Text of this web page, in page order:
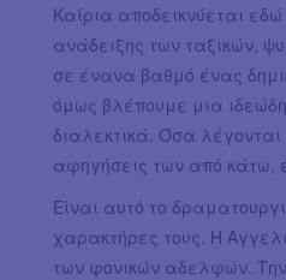
Καίρια αποδεικνύεται
ανάδειξης των ταξικών,
σε ένανα βαθμό ένας
όμως βλέπουμε μια
διαλεκτικά. Όσα
αφηγήσεις των από κάτω,
Είναι αυτό το
χαρακτήρες τους. Η
των φονικών αδελφών.